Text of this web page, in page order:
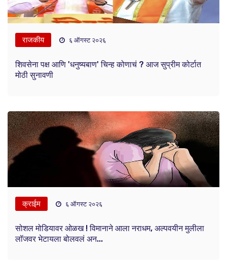
राजकीय ६ ऑगस्ट २०२६
शिवसेना पक्ष आणि 'धनुष्यबाण' चिन्ह कोणाचं ? आज सुप्रीम कोर्टात
मोठी सुनावणी
क्राईम ६ ऑगस्ट २०२६
सोशल मोडियावर ओळख ! विमानाने आला नराधम, अल्पवयीन मुलीला
लॉजवर भेटायला बोलवलं अन...